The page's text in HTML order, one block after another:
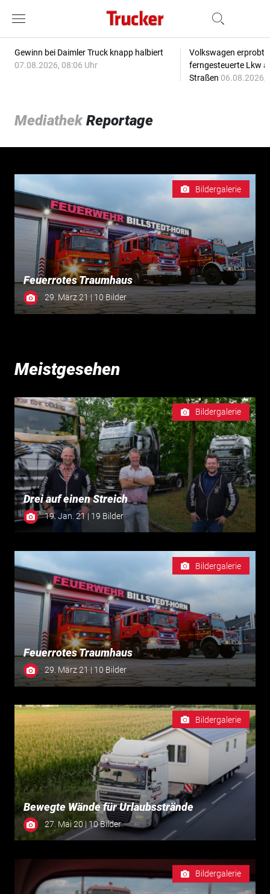
Gewinn bei Daimler Truck knapp halbiert
07.08.2026, 08:06 Uhr
Volkswagen erprobt
ferngesteuerte Lkw
Straßen 06.08.2026,
MediathekReportage
Bildergalerie
Feuerrotes Traumhaus
29. März 21 | 10 Bilder
Meistgesehen
Bildergalerie
Drei auf einen Streich
19. Jan. 21 | 19 Bilder
Bildergalerie
Feuerrotes Traumhaus
29. März 21 | 10 Bilder
Bildergalerie
Bewegte Wände für Urlaubsstrände
27. Mai 20 | 10 Bilder
Bildergalerie